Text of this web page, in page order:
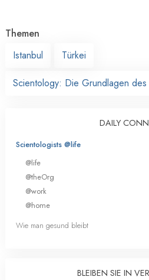
Themen
Istanbul
Türkei
Scientology: Die Grundlagen des
DAILY
Scientologists @life
@life
@theOrg
@work
@home
Wie man gesund bleibt
BLEIBEN SIE IN